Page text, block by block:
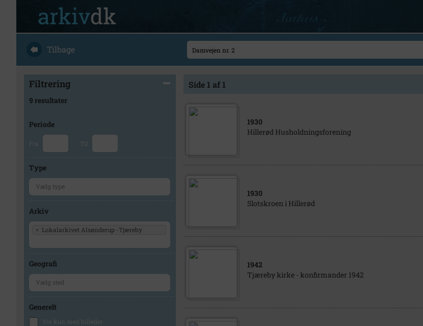
Tilbage
Filtrering
9 resultater
Periode
Fra Til
Type
Arkiv
× Lokalarkivet Alsønderup -Tjæreby
Geografi
Generelt
Vis kun med billeder
Side 1 af 1
1930
Hillerød Husholdningsforening
1930
Slotskroen i Hillerød
1942
Tjæreby kirke - konfirmander 1942